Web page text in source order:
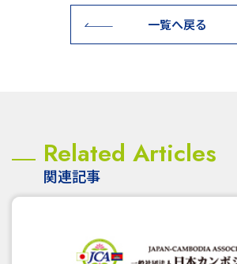
一覧へ戻る
Related Articles
関連記事